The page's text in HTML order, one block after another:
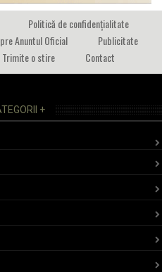
Politică de confidențialitate
Anuntul Oficial
Publicitate
Trimite o stire Contact
+